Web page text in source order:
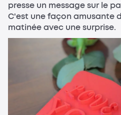
presse un message sur le
C'est une façon amusante
matinée avec une surprise.